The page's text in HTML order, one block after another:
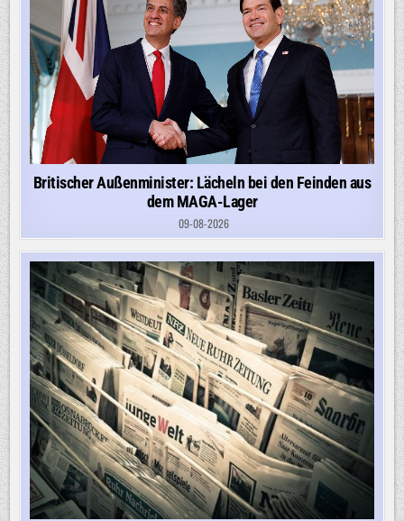
Britischer Außenminister: Lächeln bei den Feinden aus
dem MAGA-Lager
09-08-2026